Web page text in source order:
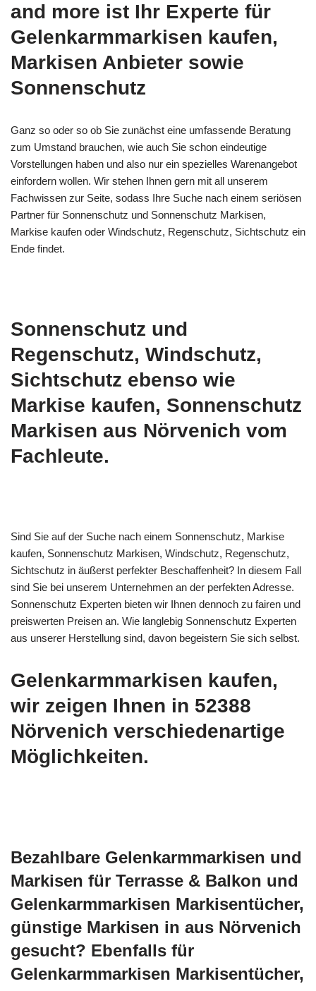
and more ist Ihr Experte für
Gelenkarmmarkisen kaufen,
Markisen Anbieter sowie
Sonnenschutz
Ganz so oder so ob Sie zunächst eine umfassende Beratung
zum Umstand brauchen, wie auch Sie schon eindeutige
Vorstellungen haben und also nur ein spezielles Warenangebot
einfordern wollen. Wir stehen Ihnen gern mit all unserem
Fachwissen zur Seite, sodass Ihre Suche nach einem seriösen
Partner für Sonnenschutz und Sonnenschutz Markisen,
Markise kaufen oder Windschutz, Regenschutz, Sichtschutz ein
Ende findet.
Sonnenschutz und
Regenschutz, Windschutz,
Sichtschutz ebenso wie
Markise kaufen, Sonnenschutz
Markisen aus Nörvenich vom
Fachleute.
Sind Sie auf der Suche nach einem Sonnenschutz, Markise
kaufen, Sonnenschutz Markisen, Windschutz, Regenschutz,
Sichtschutz in äußerst perfekter Beschaffenheit? In diesem Fall
sind Sie bei unserem Unternehmen an der perfekten Adresse.
Sonnenschutz Experten bieten wir Ihnen dennoch zu fairen und
preiswerten Preisen an. Wie langlebig Sonnenschutz Experten
aus unserer Herstellung sind, davon begeistern Sie sich selbst.
Gelenkarmmarkisen kaufen,
wir zeigen Ihnen in 52388
Nörvenich verschiedenartige
Möglichkeiten.
Bezahlbare Gelenkarmmarkisen und
Markisen für Terrasse & Balkon und
Gelenkarmmarkisen Markisentücher,
günstige Markisen in aus Nörvenich
gesucht? Ebenfalls für
Gelenkarmmarkisen Markisentücher,